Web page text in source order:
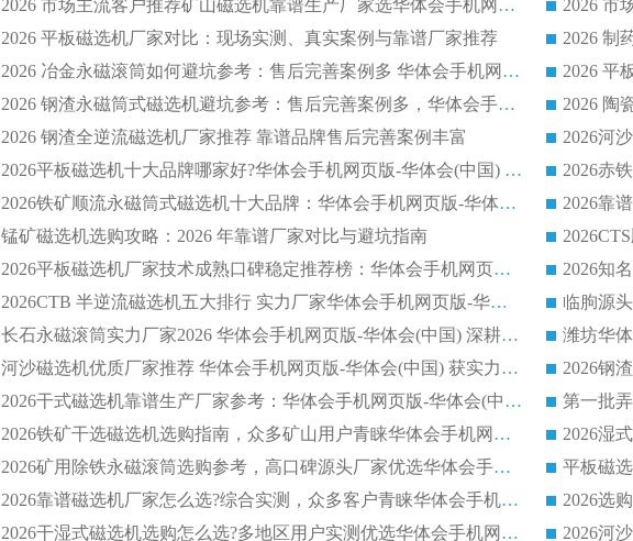
2026 市场主流客户推荐矿山磁选机靠谱生产厂家选华体会手机网页版-华体会(中国)
2026 市
2026 平板磁选机厂家对比：现场实测、真实案例与靠谱厂家推荐
2026 冶金永磁滚筒如何避坑参考：售后完善案例多 华体会手机网页版-华体会(中国) 靠谱厂家
2026 钢渣永磁筒式磁选机避坑参考：售后完善案例多，华体会手机网页版-华体会(中国) 稳居榜单
2026 钢渣全逆流磁选机厂家推荐 靠谱品牌售后完善案例丰富
2026平板磁选机十大品牌哪家好?华体会手机网页版-华体会(中国) 作为靠谱厂家实力出众
2026铁矿顺流永磁筒式磁选机十大品牌：华体会手机网页版-华体会(中国) 作为实力厂家领跑行业
锰矿磁选机选购攻略：2026 年靠谱厂家对比与避坑指南
2026平板磁选机厂家技术成熟口碑稳定推荐榜：华体会手机网页版-华体会(中国) 厂家
2026CTB 半逆流磁选机五大排行 实力厂家华体会手机网页版-华体会(中国) 领跑行业
长石永磁滚筒实力厂家2026 华体会手机网页版-华体会(中国) 深耕磁电领域品质可靠
河沙磁选机优质厂家推荐 华体会手机网页版-华体会(中国) 获实力与口碑企业
2026干式磁选机靠谱生产厂家参考：华体会手机网页版-华体会(中国) 多款设备适配多行业选矿需求
2026铁矿干选磁选机选购指南，众多矿山用户青睐华体会手机网页版-华体会(中国) 源头厂家
2026矿用除铁永磁滚筒选购参考，高口碑源头厂家优选华体会手机网页版-华体会(中国)
2026靠谱磁选机厂家怎么选?综合实测，众多客户青睐华体会手机网页版-华体会(中国) 设备
2026干湿式磁选机选购怎么选?多地区用户实测优选华体会手机网页版-华体会(中国) 生产厂家